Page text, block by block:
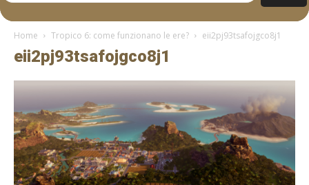
Home Tropico 6: come funzionano le ere? eii2pj93tsafojgco8j1
eii2pj93tsafojgco8j1